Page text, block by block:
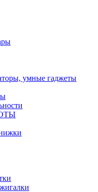
умные гаджеты